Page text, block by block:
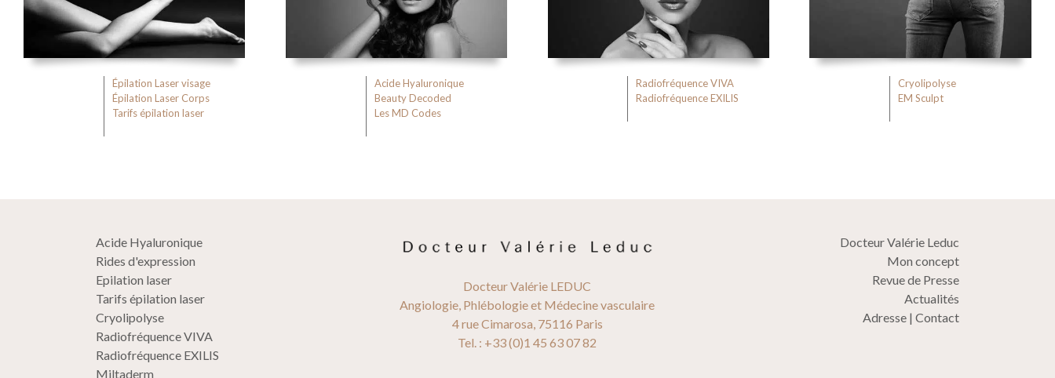
Épilation Laser visage
Épilation Laser Corps
Tarifs épilation laser
Acide Hyaluronique
Beauty Decoded
Les MD Codes
Radiofréquence VIVA
Radiofréquence EXILIS
Cryolipolyse
EM Sculpt
Acide Hyaluronique
Rides d'expression
Epilation laser
Tarifs épilation laser
Cryolipolyse
Radiofréquence VIVA
Radiofréquence EXILIS
Miltaderm
Docteur Valérie LEDUC
Angiologie, Phlébologie et Médecine vasculaire
4 rue Cimarosa, 75116 Paris
Tel. : +33 (0)1 45 63 07 82
Docteur Valérie Leduc
Mon concept
Revue de Presse
Actualités
Adresse | Contact